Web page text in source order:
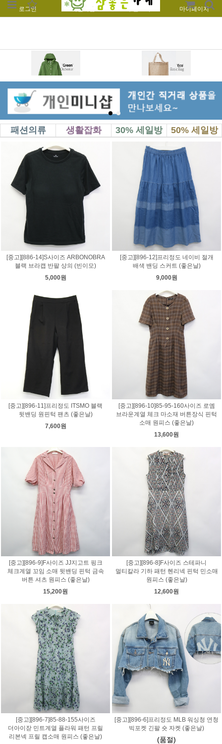
로그인 회원가입 주문조회 마이페이지
패션의류 생활잡화 30% 세일방 50% 세일방
[중고][886-14]S사이즈 ARBONOBRA
블랙 브라캡 반팔 상의 (빈이모)
5,000원
[중고][896-12]프리정도 네이비 절개
배색 밴딩 스커트 (좋은날)
9,000원
[중고][896-11]프리정도 ITSMO 블랙
뒷밴딩 원핀턱 팬츠 (좋은날)
7,600원
[중고][896-10]85-95-160사이즈 로엠
브라운계열 체크 마소재 버튼장식 핀턱
소매 원피스 (좋은날)
13,600원
[중고][896-9]F사이즈 JJ지고트 핑크
체크계열 꼬임 소매 뒷밴딩 핀턱 금속
버튼 셔츠 원피스 (좋은날)
15,200원
[중고][896-8]F사이즈 스테파니
멀티칼라 기하 패턴 헨리넥 핀턱 민소매
원피스 (좋은날)
12,600원
[중고][896-7]85-88-155사이즈
더아이잗 민트계열 플라워 패턴 프릴
리본넥 프릴 캡소매 원피스 (좋은날)
[중고][896-6]프리정도 MLB 워싱청 연청
빅포켓 긴팔 숏 자켓 (좋은날)
(품절)